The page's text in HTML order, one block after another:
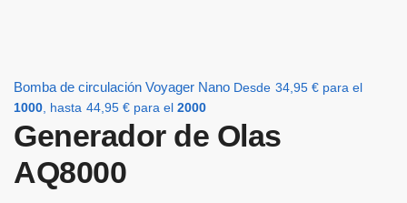
Bomba de circulación Voyager Nano Desde 34,95 € para el
1000, hasta 44,95 € para el 2000
Generador de Olas
AQ8000